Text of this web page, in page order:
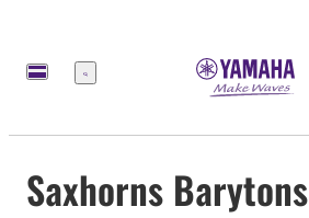
Menu
Saxhorns Barytons